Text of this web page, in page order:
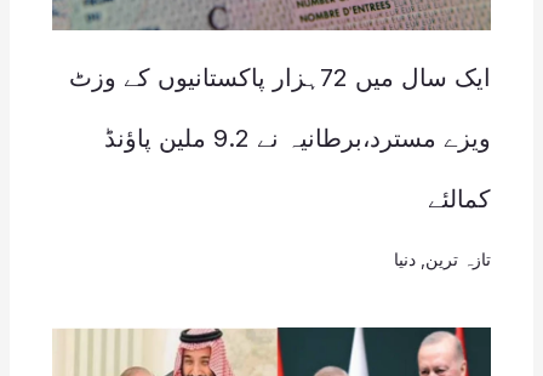
ایک سال میں 72ہزار پاکستانیوں کے وزٹ
ویزے مسترد،برطانیہ نے 9.2 ملین پاؤنڈ
کمالئے
تازہ ترین دنیا